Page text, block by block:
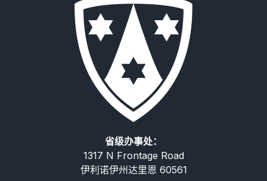
省级办事处：
1317 N Frontage Road
伊利诺伊州达里恩 60561